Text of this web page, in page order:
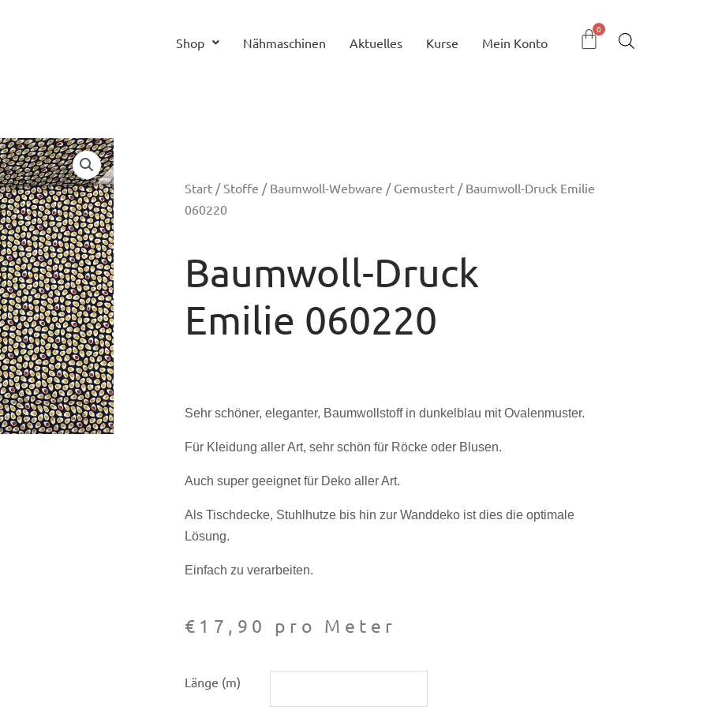
Shop Nähmaschinen Aktuelles Kurse Mein Konto
Start / Stoffe / Baumwoll-Webware / Gemustert / Baumwoll-Druck Emilie
060220
Baumwoll-Druck
Emilie 060220
Sehr schöner, eleganter, Baumwollstoff in dunkelblau mit Ovalenmuster.
Für Kleidung aller Art, sehr schön für Röcke oder Blusen.
Auch super geeignet für Deko aller Art.
Als Tischdecke, Stuhlhutze bis hin zur Wanddeko ist dies die optimale
Lösung.
Einfach zu verarbeiten.
€ 17,90 pro Meter
Länge (m)
Druck